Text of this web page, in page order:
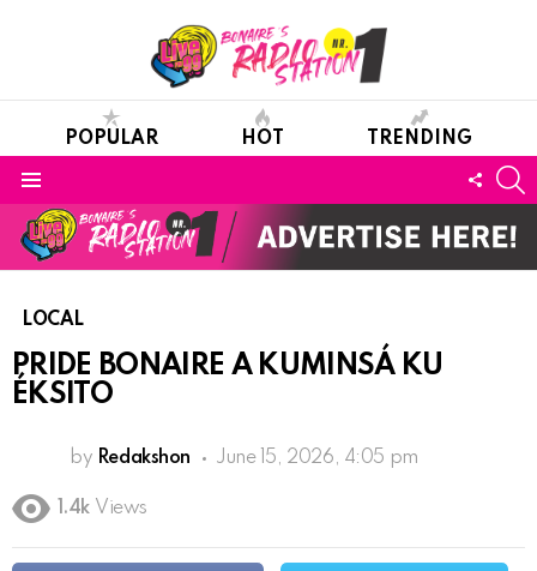
POPULAR HOT TRENDING
LOCAL
PRIDE BONAIRE A KUMINSÁ KU
ÉKSITO
by Redakshon June 15, 2026, 4:05 pm
1.4k Views